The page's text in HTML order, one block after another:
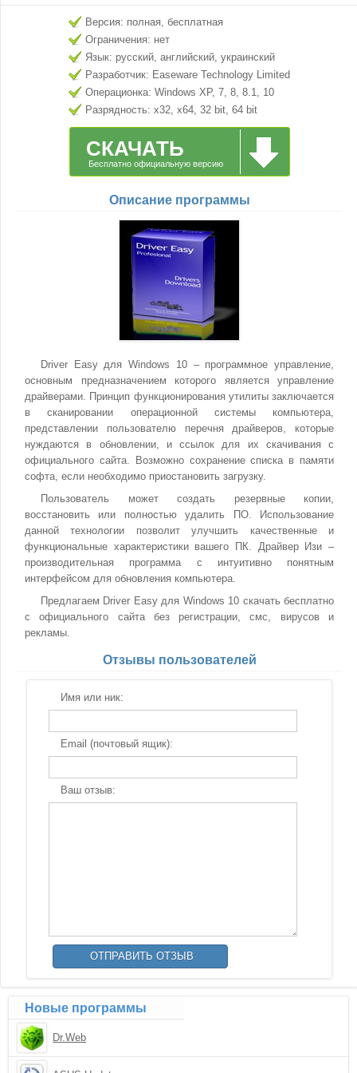
Версия: полная, бесплатная
Ограничения: нет
Язык: русский, английский, украинский
Разработчик: Easeware Technology Limited
Операционка: Windows XP, 7, 8, 8.1, 10
Разрядность: x32, x64, 32 bit, 64 bit
СКАЧАТЬ
Бесплатно официальную версию
Описание программы
Driver Easy для Windows 10 – программное управление,
основным предназначением которого является управление
драйверами. Принцип функционирования утилиты заключается
в сканировании операционной системы компьютера,
представлении пользователю перечня драйверов, которые
нуждаются в обновлении, и ссылок для их скачивания с
официального сайта. Возможно сохранение списка в памяти
софта, если необходимо приостановить загрузку.
Пользователь может создать резервные копии,
восстановить или полностью удалить ПО. Использование
данной технологии позволит улучшить качественные и
функциональные характеристики вашего ПК. Драйвер Изи –
производительная программа с интуитивно понятным
интерфейсом для обновления компьютера.
Предлагаем Driver Easy для Windows 10 скачать бесплатно
с официального сайта без регистрации, смс, вирусов и
рекламы.
Отзывы пользователей
Имя или ник:
Email (почтовый ящик):
Ваш отзыв:
Новые программы
Dr.Web